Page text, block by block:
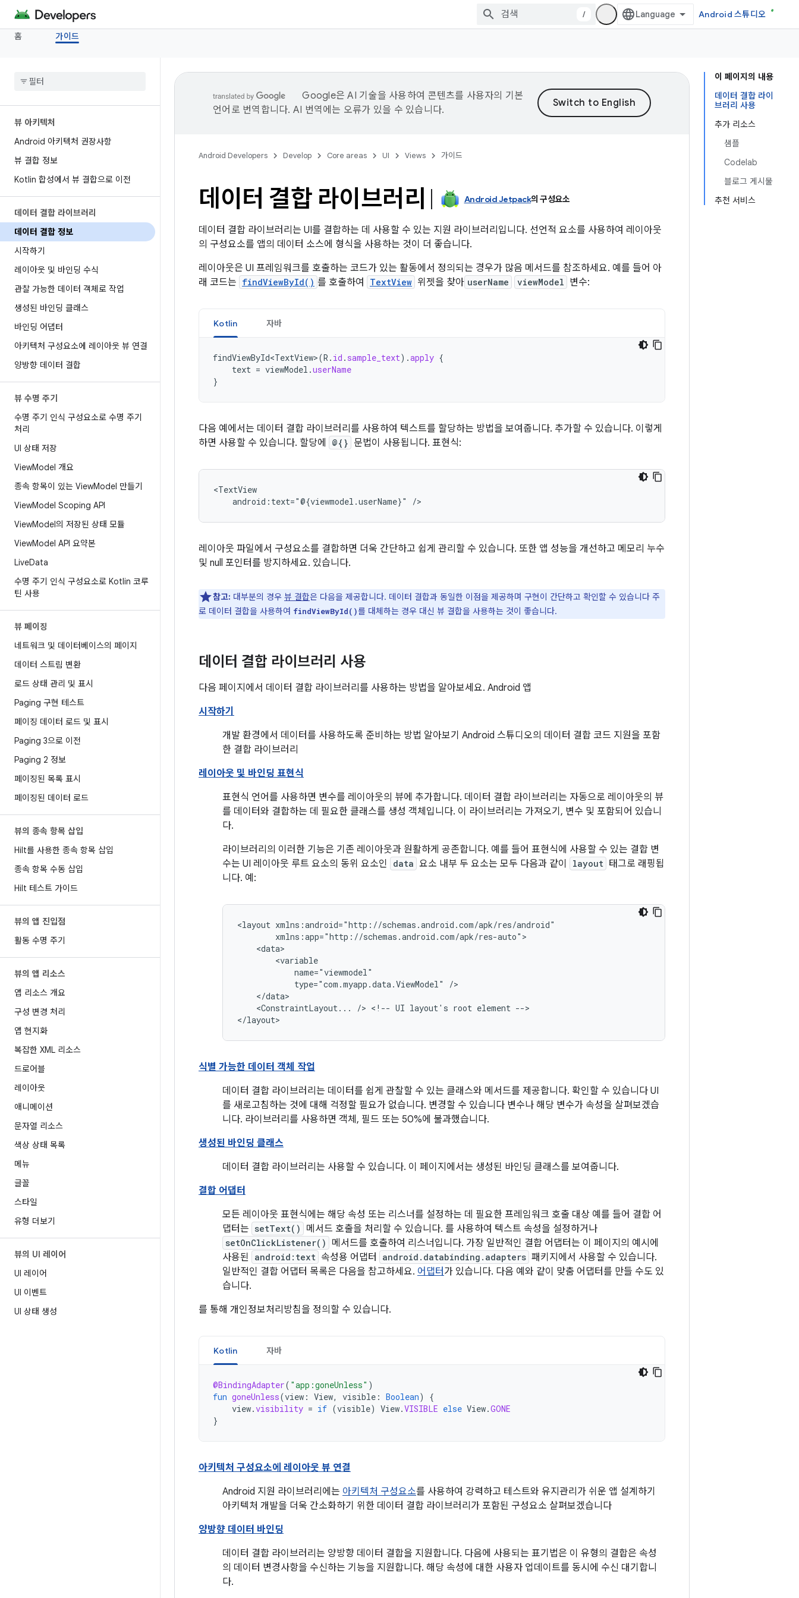
/ Android 스튜디오
홈 가이드
뷰 아키텍처
Android 아키텍처 권장사항
뷰 결합 정보
Kotlin 합성에서 뷰 결합으로 이전
데이터 결합 라이브러리
데이터 결합 정보
시작하기
레이아웃 및 바인딩 수식
관찰 가능한 데이터 객체로 작업
생성된 바인딩 클래스
바인딩 어댑터
아키텍처 구성요소에 레이아웃 뷰 연결
양방향 데이터 결합
뷰 수명 주기
수명 주기 인식 구성요소로 수명 주기
처리
UI 상태 저장
ViewModel 개요
종속 항목이 있는 ViewModel 만들기
ViewModel Scoping API
ViewModel의 저장된 상태 모듈
ViewModel API 요약본
LiveData
수명 주기 인식 구성요소로 Kotlin 코루
틴 사용
뷰 페이징
네트워크 및 데이터베이스의 페이지
데이터 스트림 변환
로드 상태 관리 및 표시
Paging 구현 테스트
페이징 데이터 로드 및 표시
Paging 3으로 이전
Paging 2 정보
페이징된 목록 표시
페이징된 데이터 로드
뷰의 종속 항목 삽입
Hilt를 사용한 종속 항목 삽입
종속 항목 수동 삽입
Hilt 테스트 가이드
뷰의 앱 진입점
활동 수명 주기
뷰의 앱 리소스
앱 리소스 개요
구성 변경 처리
앱 현지화
복잡한 XML 리소스
드로어블
레이아웃
애니메이션
문자열 리소스
색상 상태 목록
메뉴
글꼴
스타일
유형 더보기
뷰의 UI 레이어
UI 레이어
UI 이벤트
UI 상태 생성
이 페이지의 내용
데이터 결합 라이
브러리 사용
추가 리소스
샘플
Codelab
블로그 게시물
추천 서비스
Google은 AI 기술을 사용하여 콘텐츠를 사용자의 기본
언어로 번역합니다. AI 번역에는 오류가 있을 수 있습니다.
Android Developers Develop Core areas UI Views 가이드
데이터 결합 라이브러리 Android Jetpack의 구성요소
데이터 결합 라이브러리는 UI를 결합하는 데 사용할 수 있는 지원 라이브러리입니다. 선언적 요소를 사용하여 레이아웃
의 구성요소를 앱의 데이터 소스에 형식을 사용하는 것이 더 좋습니다.
레이아웃은 UI 프레임워크를 호출하는 코드가 있는 활동에서 정의되는 경우가 많음 메서드를 참조하세요. 예를 들어 아
래 코드는 findViewById() 를 호출하여 TextView 위젯을 찾아 userName viewModel 변수:
Kotlin 자바
findViewById<TextView>(R . id . sample_text).apply {
text = viewModel .userName
}
다음 예에서는 데이터 결합 라이브러리를 사용하여 텍스트를 할당하는 방법을 보여줍니다. 추가할 수 있습니다. 이렇게
하면 사용할 수 있습니다. 할당에
@{} 문법이 사용됩니다. 표현식:
android:text="@{viewmodel.userName}"
레이아웃 파일에서 구성요소를 결합하면 더욱 간단하고 쉽게 관리할 수 있습니다. 또한 앱 성능을 개선하고 메모리 누수
및 null 포인터를 방지하세요. 있습니다.
참고: 대부분의 경우 뷰 결합은 다음을 제공합니다. 데이터 결합과 동일한 이점을 제공하며 구현이 간단하고 확인할 수 있습니다 주
로 데이터 결합을 사용하여 findViewById()를 대체하는 경우 대신 뷰 결합을 사용하는 것이 좋습니다.
데이터 결합 라이브러리 사용
다음 페이지에서 데이터 결합 라이브러리를 사용하는 방법을 알아보세요. Android 앱
시작하기
개발 환경에서 데이터를 사용하도록 준비하는 방법 알아보기 Android 스튜디오의 데이터 결합 코드 지원을 포함
한 결합 라이브러리
레이아웃 및 바인딩 표현식
표현식 언어를 사용하면 변수를 레이아웃의 뷰에 추가합니다. 데이터 결합 라이브러리는 자동으로 레이아웃의 뷰
를 데이터와 결합하는 데 필요한 클래스를 생성 객체입니다. 이 라이브러리는 가져오기, 변수 및 포함되어 있습니
다.
라이브러리의 이러한 기능은 기존 레이아웃과 원활하게 공존합니다. 예를 들어 표현식에 사용할 수 있는 결합 변
수는 UI 레이아웃 루트 요소의 동위 요소인
data 요소 내부 두 요소는 모두 다음과 같이 layout 태그로 래핑됩
니다. 예:
<layout
type="com.myapp.data.ViewModel"
<ConstraintLayout...
/> <!-- UI layout's root element -->
식별 가능한 데이터 객체 작업
데이터 결합 라이브러리는 데이터를 쉽게 관찰할 수 있는 클래스와 메서드를 제공합니다. 확인할 수 있습니다 UI
를 새로고침하는 것에 대해 걱정할 필요가 없습니다. 변경할 수 있습니다 변수나 해당 변수가 속성을 살펴보겠습
니다. 라이브러리를 사용하면 객체, 필드 또는 50%에 불과했습니다.
생성된 바인딩 클래스
데이터 결합 라이브러리는 사용할 수 있습니다. 이 페이지에서는 생성된 바인딩 클래스를 보여줍니다.
결합 어댑터
모든 레이아웃 표현식에는 해당 속성 또는 리스너를 설정하는 데 필요한 프레임워크 호출 대상 예를 들어 결합 어
댑터는 setText() 메서드 호출을 처리할 수 있습니다. 를 사용하여 텍스트 속성을 설정하거나
setOnClickListener()
메서드를 호출하여 리스너입니다. 가장 일반적인 결합 어댑터는 이 페이지의 예시에
사용된 android:text 속성용 어댑터 android.databinding.adapters 패키지에서 사용할 수 있습니다.
일반적인 결합 어댑터 목록은 다음을 참고하세요. 어댑터 가 있습니다. 다음 예와 같이 맞춤 어댑터를 만들 수도 있
습니다.
를 통해 개인정보처리방침을 정의할 수 있습니다.
Kotlin 자바
@BindingAdapter( "app:goneUnless" )
fun goneUnless(view : View, visible : Boolean)
{
view.visibility = if (visible) View.VISIBLE else View.GONE
}
아키텍처 구성요소에 레이아웃 뷰 연결
Android 지원 라이브러리에는 아키텍처 구성요소를 사용하여 강력하고 테스트와 유지관리가 쉬운 앱 설계하기
아키텍처 개발을 더욱 간소화하기 위한 데이터 결합 라이브러리가 포함된 구성요소 살펴보겠습니다
양방향 데이터 바인딩
데이터 결합 라이브러리는 양방향 데이터 결합을 지원합니다. 다음에 사용되는 표기법은 이 유형의 결합은 속성
의 데이터 변경사항을 수신하는 기능을 지원합니다. 해당 속성에 대한 사용자 업데이트를 동시에 수신 대기합니
다.